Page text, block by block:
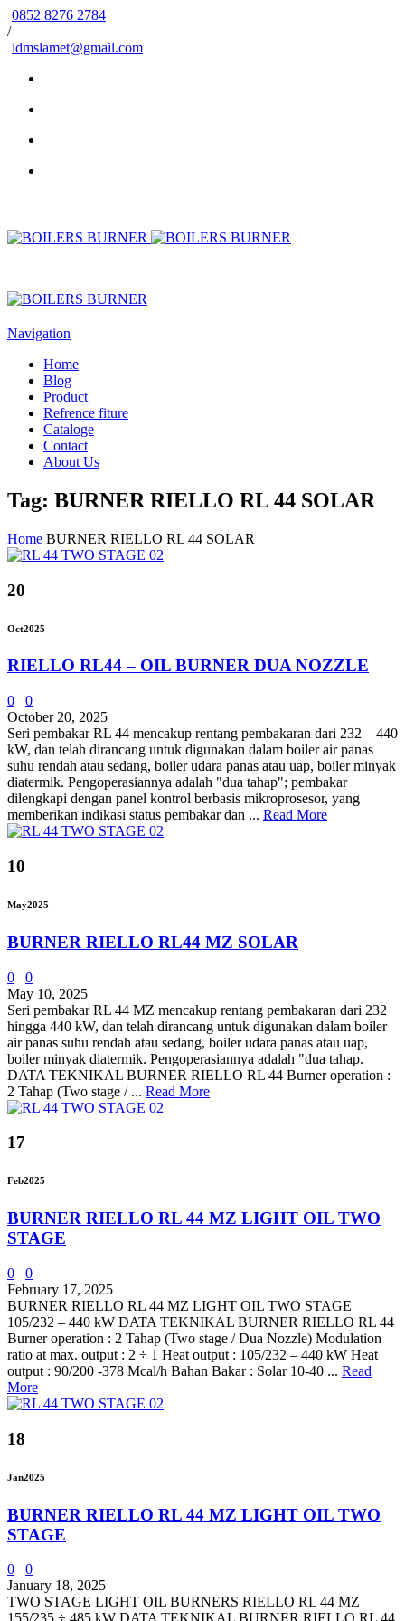
0852 8276 2784
/
idmslamet@gmail.com
Navigation
Home
Blog
Product
Refrence fiture
Cataloge
Contact
About Us
Tag: BURNER RIELLO RL 44 SOLAR
Home BURNER RIELLO RL 44 SOLAR
20
Oct2025
RIELLO RL44 – OIL BURNER DUA NOZZLE
0
0
October 20, 2025
Seri pembakar RL 44 mencakup rentang pembakaran dari 232 – 440
kW, dan telah dirancang untuk digunakan dalam boiler air panas
suhu rendah atau sedang, boiler udara panas atau uap, boiler minyak
diatermik. Pengoperasiannya adalah "dua tahap"; pembakar
dilengkapi dengan panel kontrol berbasis mikroprosesor, yang
memberikan indikasi status pembakar dan ... Read More
10
May2025
BURNER RIELLO RL44 MZ SOLAR
0
0
May 10, 2025
Seri pembakar RL 44 MZ mencakup rentang pembakaran dari 232
hingga 440 kW, dan telah dirancang untuk digunakan dalam boiler
air panas suhu rendah atau sedang, boiler udara panas atau uap,
boiler minyak diatermik. Pengoperasiannya adalah "dua tahap.
DATA TEKNIKAL BURNER RIELLO RL 44 Burner operation :
2 Tahap (Two stage / ... Read More
17
Feb2025
BURNER RIELLO RL 44 MZ LIGHT OIL TWO
STAGE
0
0
February 17, 2025
BURNER RIELLO RL 44 MZ LIGHT OIL TWO STAGE
105/232 – 440 kW DATA TEKNIKAL BURNER RIELLO RL 44
Burner operation : 2 Tahap (Two stage / Dua Nozzle) Modulation
ratio at max. output : 2 ÷ 1 Heat output : 105/232 – 440 kW Heat
output : 90/200 -378 Mcal/h Bahan Bakar : Solar 10-40 ... Read
More
18
Jan2025
BURNER RIELLO RL 44 MZ LIGHT OIL TWO
STAGE
0
0
January 18, 2025
TWO STAGE LIGHT OIL BURNERS RIELLO RL 44 MZ